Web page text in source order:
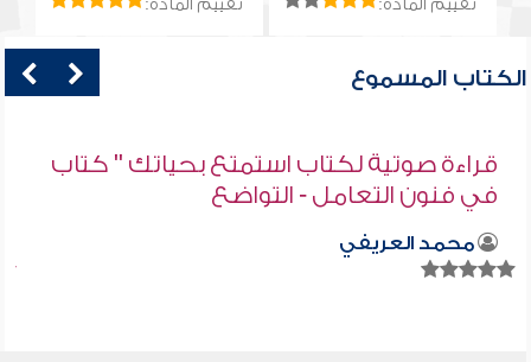
تقييم المادة: تقييم المادة:
الكتاب المسموع
قراءة صوتية لكتاب استمتع بحياتك " كتاب
في فنون التعامل - التواضع
محمد العريفي